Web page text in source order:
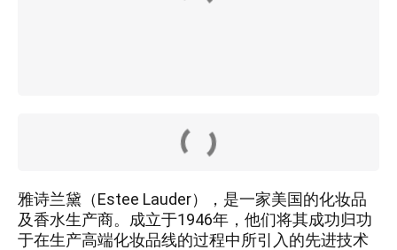
雅诗兰黛（Estee Lauder），是一家美国的化妆品
及香水生产商。成立于1946年，他们将其成功归功
于在生产高端化妆品线的过程中所引入的先进技术